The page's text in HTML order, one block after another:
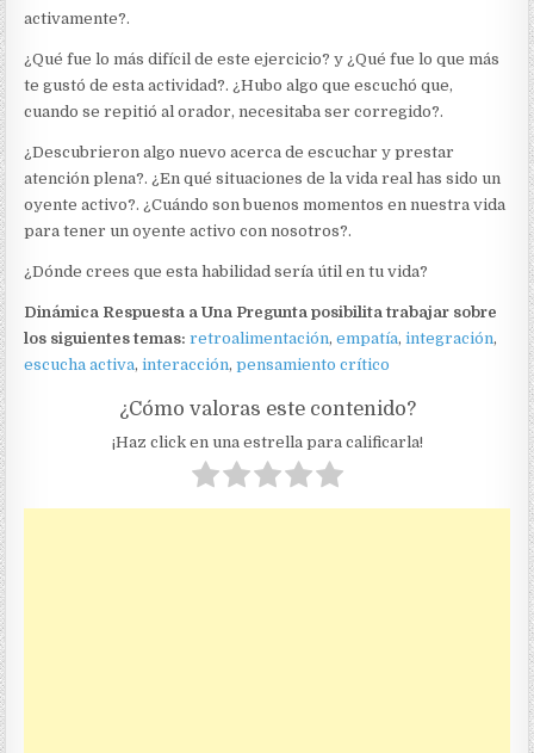
activamente?.
¿Qué fue lo más difícil de este ejercicio? y ¿Qué fue lo que más
te gustó de esta actividad?. ¿Hubo algo que escuchó que,
cuando se repitió al orador, necesitaba ser corregido?.
¿Descubrieron algo nuevo acerca de escuchar y prestar
atención plena?. ¿En qué situaciones de la vida real has sido un
oyente activo?. ¿Cuándo son buenos momentos en nuestra vida
para tener un oyente activo con nosotros?.
¿Dónde crees que esta habilidad sería útil en tu vida?
Dinámica Respuesta a Una Pregunta posibilita trabajar sobre
los siguientes temas: retroalimentación,empatía,integración,
escucha activa,interacción,pensamiento crítico
¿Cómo valoras este contenido?
¡Haz click en una estrella para calificarla!